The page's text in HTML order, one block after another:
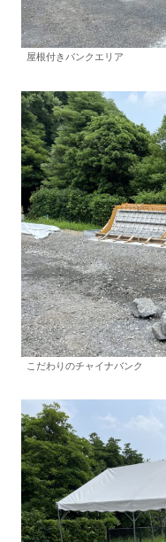
屋根付きバンクエリア
こだわりのチャイナバンク